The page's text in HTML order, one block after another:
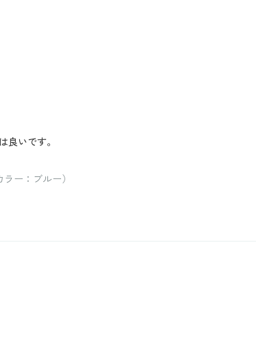
いです。
ー：ブルー）